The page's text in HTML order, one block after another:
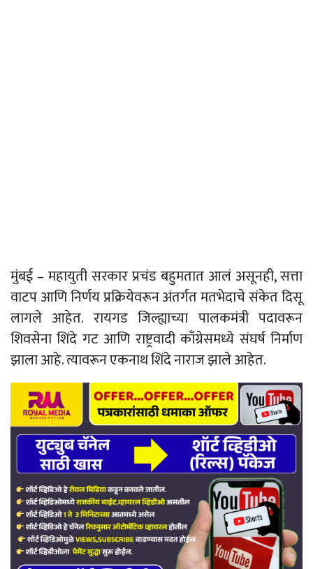
मुंबई – महायुती सरकार प्रचंड बहुमतात आलं असूनही, सत्ता
वाटप आणि निर्णय प्रक्रियेवरून अंतर्गत मतभेदाचे संकेत दिसू
लागले आहेत. रायगड जिल्ह्याच्या पालकमंत्री पदावरून
शिवसेना शिंदे गट आणि राष्ट्रवादी काँग्रेसमध्ये संघर्ष निर्माण
झाला आहे. त्यावरून एकनाथ शिंदे नाराज झाले आहेत.